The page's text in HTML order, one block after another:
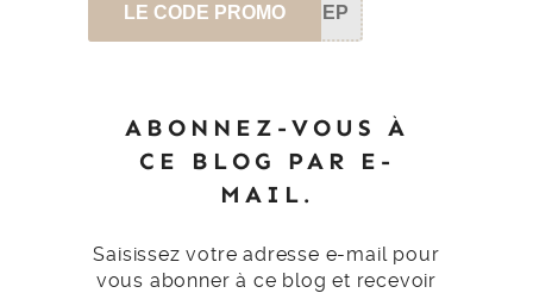
LE CODE PROMO SEP
ABONNEZ-VOUS À
CE BLOG PAR E-
MAIL.
Saisissez votre adresse e-mail pour
vous abonner à ce blog et recevoir